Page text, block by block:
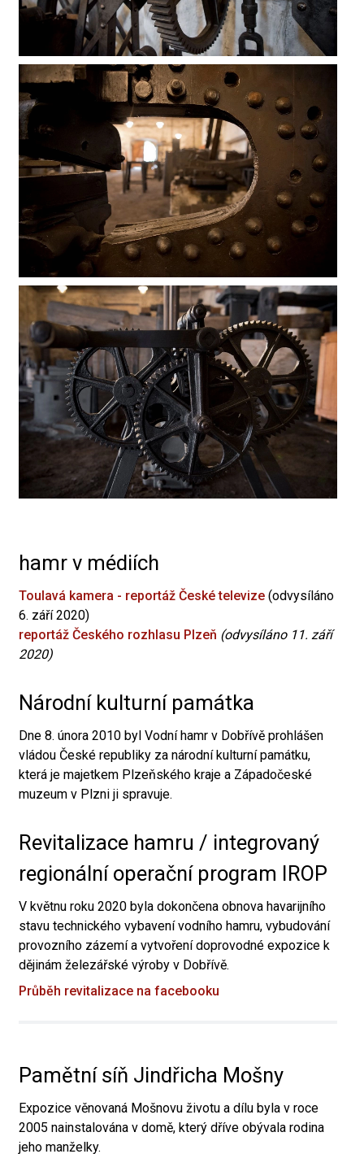
hamr v médiích
Toulavá kamera - reportáž České televize (odvysíláno
6. září 2020)
reportáž Českého rozhlasu Plzeň (odvysíláno 11. září
2020)
Národní kulturní památka
Dne 8. února 2010 byl Vodní hamr v Dobřívě prohlášen
vládou České republiky za národní kulturní památku,
která je majetkem Plzeňského kraje a Západočeské
muzeum v Plzni ji spravuje.
Revitalizace hamru / integrovaný
regionální operační program IROP
V květnu roku 2020 byla dokončena obnova havarijního
stavu technického vybavení vodního hamru, vybudování
provozního zázemí a vytvoření doprovodné expozice k
dějinám železářské výroby v Dobřívě.
Průběh revitalizace na facebooku
Pamětní síň Jindřicha Mošny
Expozice věnovaná Mošnovu životu a dílu byla v roce
2005 nainstalována v domě, který dříve obývala rodina
jeho manželky.